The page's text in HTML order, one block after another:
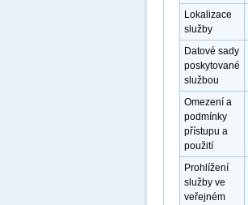
Lokalizace
služby
Datové sady
poskytované
službou
Omezení a
podmínky
přístupu a
použití
Prohlížení
služby ve
veřejném